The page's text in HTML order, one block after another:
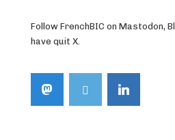
Follow FrenchBIC on Mastodon,
have quit X.